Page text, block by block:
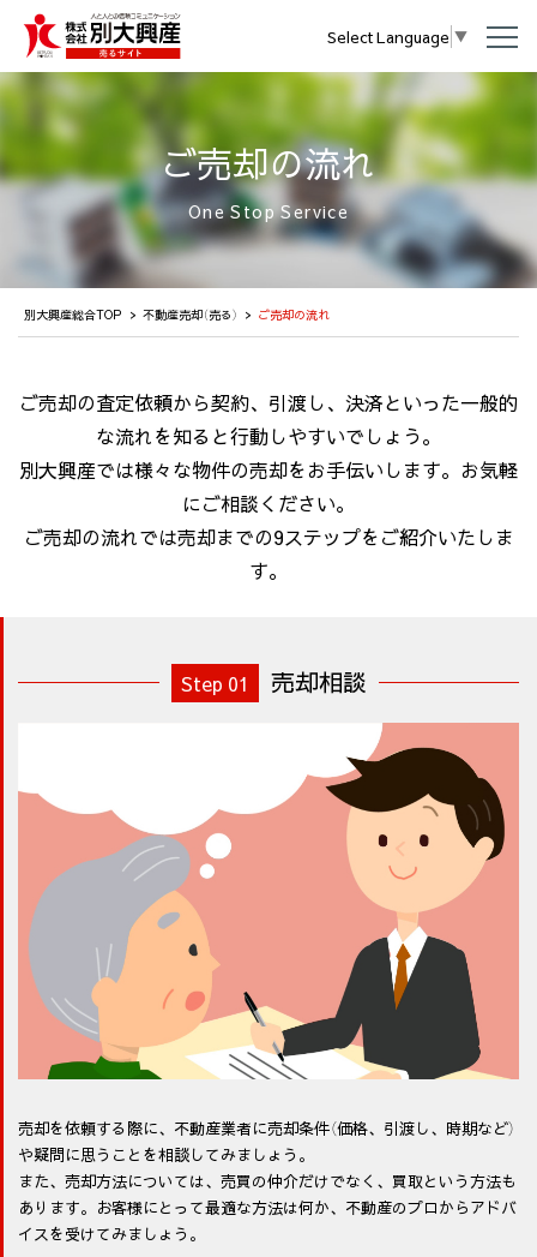
Select Language ▼
ニ
ュ
を
開
く
ご売却の流れ
One Stop Service
別大興産総合TOP 不動産売却（売る） ご売却の流れ
ご売却の査定依頼から契約、引渡し、決済といった一般的
な流れを知ると行動しやすいでしょう。
別大興産では様々な物件の売却をお手伝いします。お気軽
にご相談ください。
ご売却の流れでは売却までの9ステップをご紹介いたしま
す。
Step 01 売却相談
売却を依頼する際に、不動産業者に売却条件（価格、引渡し、時期など）
や疑問に思うことを相談してみましょう。
また、売却方法については、売買の仲介だけでなく、買取という方法も
あります。お客様にとって最適な方法は何か、不動産のプロからアドバ
イスを受けてみましょう。